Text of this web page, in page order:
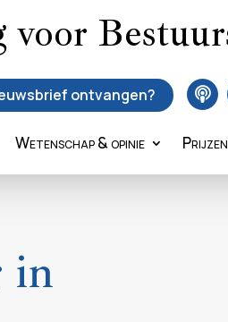
voor
ontvangen?
Wetenschap & opinie Prijzen
in